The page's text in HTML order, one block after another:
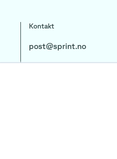
Kontakt
post@sprint.no
Copyright by Sprint